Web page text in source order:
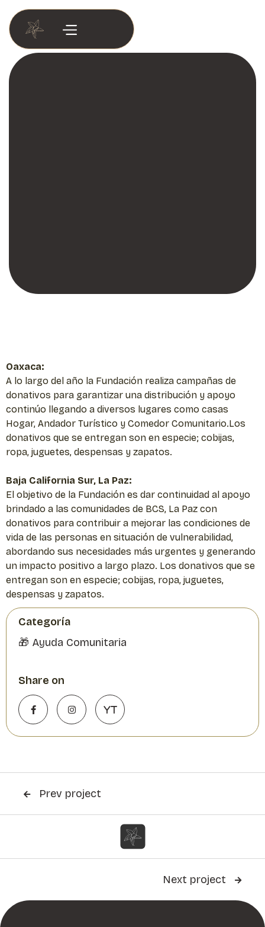
Oaxaca:
A lo largo del año la Fundación realiza campañas de
donativos para garantizar una distribución y apoyo
continúo llegando a diversos lugares como casas
Hogar, Andador Turístico y Comedor Comunitario.Los
donativos que se entregan son en especie; cobijas,
ropa, juguetes, despensas y zapatos.
Baja California Sur, La Paz:
El objetivo de la Fundación es dar continuidad al apoyo
brindado a las comunidades de BCS, La Paz con
donativos para contribuir a mejorar las condiciones de
vida de las personas en situación de vulnerabilidad,
abordando sus necesidades más urgentes y generando
un impacto positivo a largo plazo. Los donativos que se
entregan son en especie; cobijas, ropa, juguetes,
despensas y zapatos.
Categoría
🎁 Ayuda Comunitaria
Share on
  YT
 Prev project
Next project 